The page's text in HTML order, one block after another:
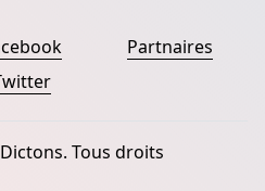
Partnaires
Tous droits